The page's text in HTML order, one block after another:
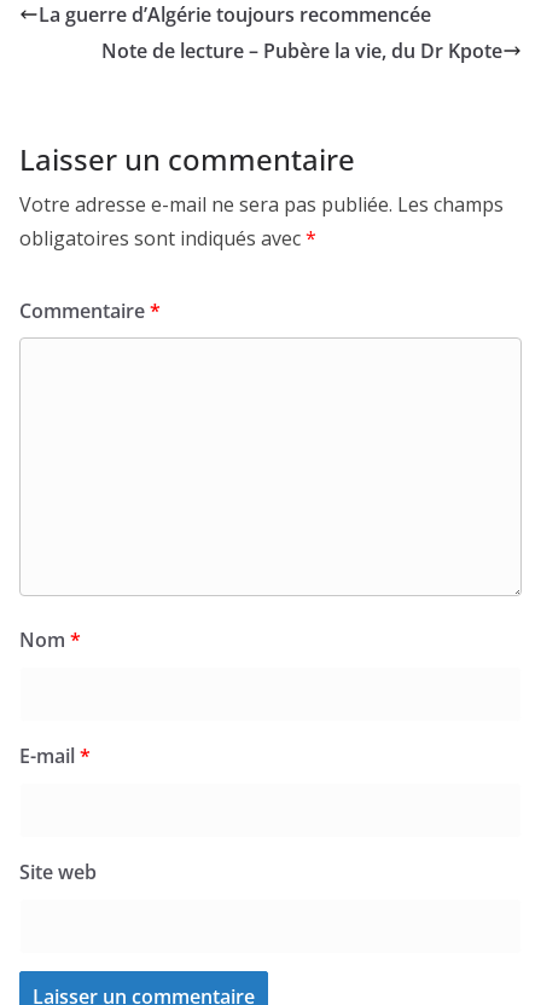
La guerre d’Algérie toujours recommencée
Note de lecture – Pubère la vie, du Dr Kpote
Laisser un commentaire
Votre adresse e-mail ne sera pas publiée. Les champs
obligatoires sont indiqués avec*
Commentaire*
Nom *
E-mail*
Site web